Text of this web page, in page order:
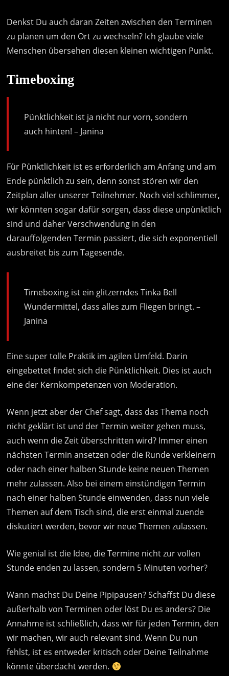
Denkst Du auch daran Zeiten zwischen den Terminen
zu planen um den Ort zu wechseln? Ich glaube viele
Menschen übersehen diesen kleinen wichtigen Punkt.
Timeboxing
Pünktlichkeit ist ja nicht nur vorn, sondern
auch hinten! – Janina
Für Pünktlichkeit ist es erforderlich am Anfang und am
Ende pünktlich zu sein, denn sonst stören wir den
Zeitplan aller unserer Teilnehmer. Noch viel schlimmer,
wir könnten sogar dafür sorgen, dass diese unpünktlich
sind und daher Verschwendung in den
darauffolgenden Termin passiert, die sich exponentiell
ausbreitet bis zum Tagesende.
Timeboxing ist ein glitzerndes Tinka Bell
Wundermittel, dass alles zum Fliegen bringt. –
Janina
Eine super tolle Praktik im agilen Umfeld. Darin
eingebettet findet sich die Pünktlichkeit. Dies ist auch
eine der Kernkompetenzen von Moderation.
Wenn jetzt aber der Chef sagt, dass das Thema noch
nicht geklärt ist und der Termin weiter gehen muss,
auch wenn die Zeit überschritten wird? Immer einen
nächsten Termin ansetzen oder die Runde verkleinern
oder nach einer halben Stunde keine neuen Themen
mehr zulassen. Also bei einem einstündigen Termin
nach einer halben Stunde einwenden, dass nun viele
Themen auf dem Tisch sind, die erst einmal zuende
diskutiert werden, bevor wir neue Themen zulassen.
Wie genial ist die Idee, die Termine nicht zur vollen
Stunde enden zu lassen, sondern 5 Minuten vorher?
Wann machst Du Deine Pipipausen? Schaffst Du diese
außerhalb von Terminen oder löst Du es anders? Die
Annahme ist schließlich, dass wir für jeden Termin, den
wir machen, wir auch relevant sind. Wenn Du nun
fehlst, ist es entweder kritisch oder Deine Teilnahme
könnte überdacht werden.